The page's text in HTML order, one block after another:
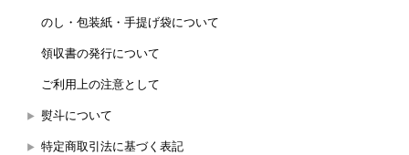
のし・包装紙・手提げ袋について
領収書の発行について
ご利用上の注意として
熨斗について
特定商取引法に基づく表記